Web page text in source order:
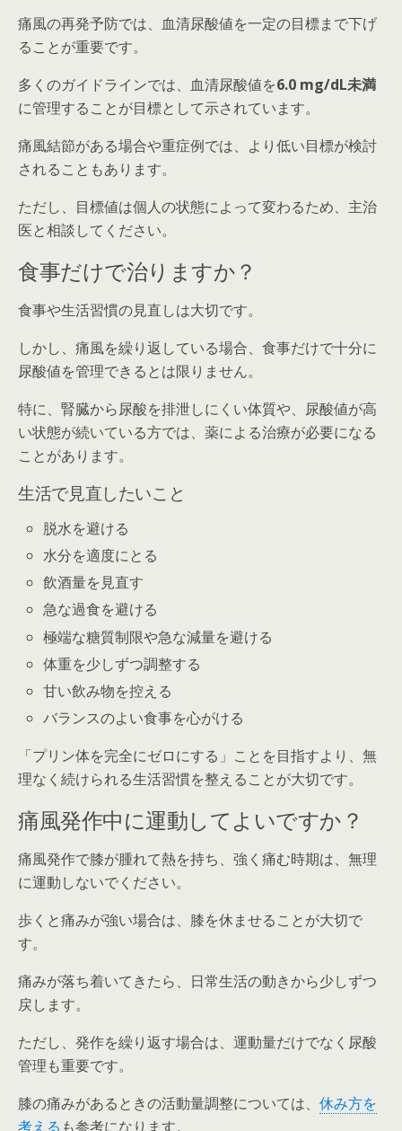
痛風の再発予防では、血清尿酸値を一定の目標まで下げ
ることが重要です。
多くのガイドラインでは、血清尿酸値を6.0 mg/dL未満
に管理することが目標として示されています。
痛風結節がある場合や重症例では、より低い目標が検討
されることもあります。
ただし、目標値は個人の状態によって変わるため、主治
医と相談してください。
食事だけで治りますか？
食事や生活習慣の見直しは大切です。
しかし、痛風を繰り返している場合、食事だけで十分に
尿酸値を管理できるとは限りません。
特に、腎臓から尿酸を排泄しにくい体質や、尿酸値が高
い状態が続いている方では、薬による治療が必要になる
ことがあります。
生活で見直したいこと
脱水を避ける
水分を適度にとる
飲酒量を見直す
急な過食を避ける
極端な糖質制限や急な減量を避ける
体重を少しずつ調整する
甘い飲み物を控える
バランスのよい食事を心がける
「プリン体を完全にゼロにする」ことを目指すより、無
理なく続けられる生活習慣を整えることが大切です。
痛風発作中に運動してよいですか？
痛風発作で膝が腫れて熱を持ち、強く痛む時期は、無理
に運動しないでください。
歩くと痛みが強い場合は、膝を休ませることが大切で
す。
痛みが落ち着いてきたら、日常生活の動きから少しずつ
戻します。
ただし、発作を繰り返す場合は、運動量だけでなく尿酸
管理も重要です。
膝の痛みがあるときの活動量調整については、 休み方を
考える も参考になります。